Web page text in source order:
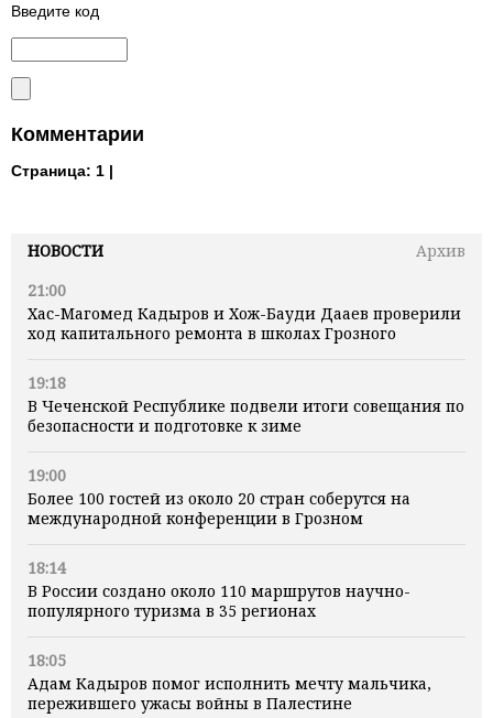
НОВОСТИ
Архив
21:00
Хас-Магомед Кадыров и Хож-Бауди Дааев проверили
ход капитального ремонта в школах Грозного
19:18
В Чеченской Республике подвели итоги совещания по
безопасности и подготовке к зиме
19:00
Более 100 гостей из около 20 стран соберутся на
международной конференции в Грозном
18:14
В России создано около 110 маршрутов научно-
популярного туризма в 35 регионах
18:05
Адам Кадыров помог исполнить мечту мальчика,
пережившего ужасы войны в Палестине
Введите код
Комментарии
Страница: 1 |